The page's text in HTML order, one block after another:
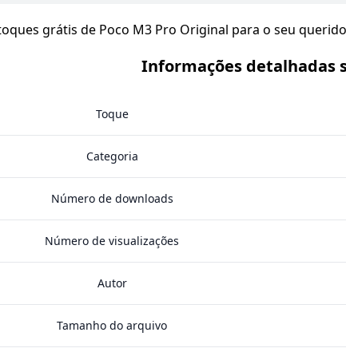
grátis de Poco M3 Pro Original para o seu
Informações detalhadas
Toque
Categoria
Número de downloads
Número de visualizações
Autor
Tamanho do arquivo